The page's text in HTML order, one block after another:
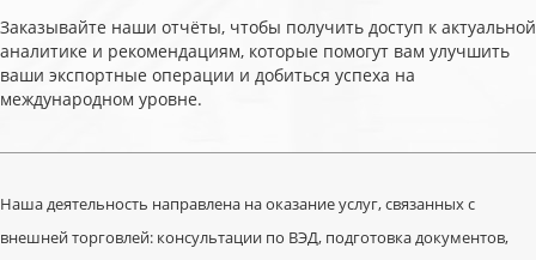
Заказывайте наши отчёты, чтобы получить доступ к актуальной
аналитике и рекомендациям, которые помогут вам улучшить
ваши экспортные операции и добиться успеха на
международном уровне.
Наша деятельность направлена на оказание услуг, связанных с
внешней торговлей: консультации по ВЭД, подготовка документов,